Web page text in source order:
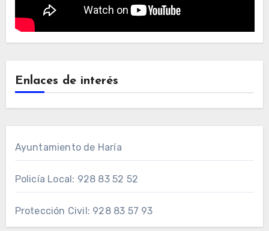
Enlaces de interés
Ayuntamiento de Haría
Policía Local: 928 83 52 52
Protección Civil: 928 83 57 93